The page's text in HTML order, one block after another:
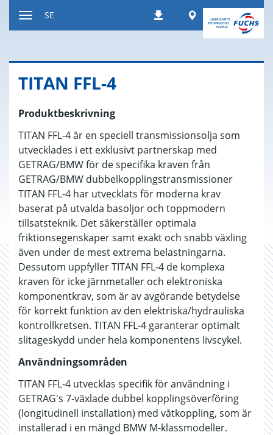
Nedladdningar
Worldwide
SE
TITAN FFL-4
Produktbeskrivning
TITAN FFL-4 är en speciell transmissionsolja som
utvecklades i ett exklusivt partnerskap med
GETRAG/BMW för de specifika kraven från
GETRAG/BMW dubbelkopplingstransmissioner
TITAN FFL-4 har utvecklats för moderna krav
baserat på utvalda basoljor och toppmodern
tillsatsteknik. Det säkerställer optimala
friktionsegenskaper samt exakt och snabb växling
även under de mest extrema belastningarna.
Dessutom uppfyller TITAN FFL-4 de komplexa
kraven för icke järnmetaller och elektroniska
komponentkrav, som är av avgörande betydelse
för korrekt funktion av den elektriska/hydrauliska
kontrollkretsen. TITAN FFL-4 garanterar optimalt
slitageskydd under hela komponentens livscykel.
Användningsområden
TITAN FFL-4 utvecklas specifik för användning i
GETRAG's 7-växlade dubbel kopplingsöverföring
(longitudinell installation) med våtkoppling, som är
installerad i en mängd BMW M-klassmodeller.